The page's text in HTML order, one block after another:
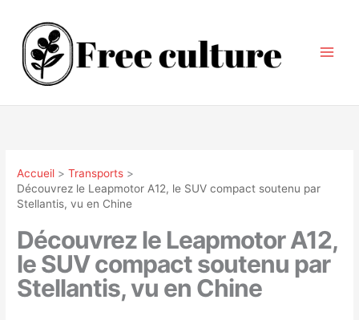
contenu
Accueil
Transports
Découvrez le Leapmotor A12, le SUV compact soutenu par
Stellantis, vu en Chine
Découvrez le Leapmotor A12,
le SUV compact soutenu par
Stellantis, vu en Chine